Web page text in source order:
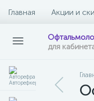
Главная Акции и
для